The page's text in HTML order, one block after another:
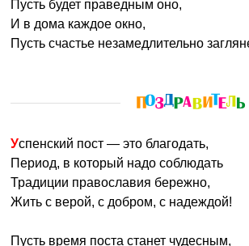
Пусть будет праведным оно,
И в дома каждое окно,
Пусть счастье незамедлительно
Успенский пост — это благодать,
Период, в который надо соблюдать
Традиции православия бережно,
Жить с верой, с добром, с надеждой!
Пусть время поста станет чудесным,